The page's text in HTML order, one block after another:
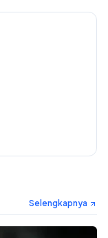
Selengkapnya